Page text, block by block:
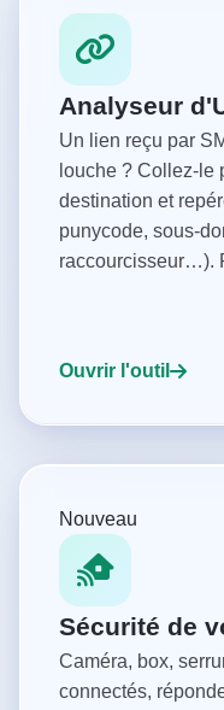
Analyseur
Un lien reçu par
louche ? Collez-le
destination et
punycode, sous-
raccourcisseur…).
Ouvrir l'outil
Nouveau
Sécurité de
Caméra, box,
connectés,